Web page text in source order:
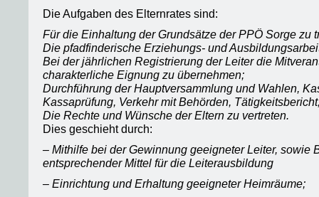
Die Aufgaben des Elternrates sind:
Für die Einhaltung der Grundsätze der PPÖ Sorge zu
Die pfadfinderische Erziehungs- und
Bei der jährlichen Registrierung der Leiter die
charakterliche Eignung zu übernehmen;
Durchführung der Hauptversammlung und Wahlen,
Kassaprüfung, Verkehr mit Behörden,
Die Rechte und Wünsche der Eltern zu vertreten.
Dies geschieht durch:
– Mithilfe bei der Gewinnung geeigneter Leiter, sowie
entsprechender Mittel für die Leiterausbildung
– Einrichtung und Erhaltung geeigneter Heimräume;